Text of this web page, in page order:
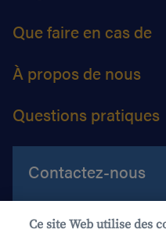
Que faire en cas de
À propos de nous
Questions pratiques
Contactez-nous
Aide et contact
Ce site Web utilise des